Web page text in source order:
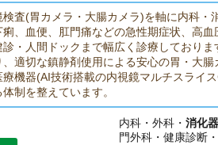
査(胃カメラ・大腸カメラ)を軸に内科・
、血便、肛門痛などの急性期症状、高
・人間ドックまで幅広く診療しておりま
適切な鎮静剤使用による安心の胃・大腸
機器(AI技術搭載の内視鏡マルチスライ
制を整えています。
内科・外科・消化
門外科・健康診断